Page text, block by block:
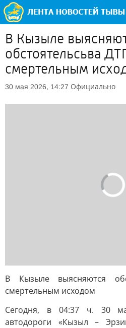
В Кызыле
обстоятельсьва
смертельным
30 мая 2026, 14:27 Официально
В Кызыле выясняются
смертельным исходом
Сегодня, в 04:37 ч. 30
автодороги «Кызыл –